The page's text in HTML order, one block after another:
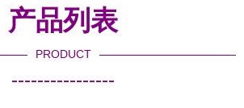
产品列表
PRODUCT
----------------